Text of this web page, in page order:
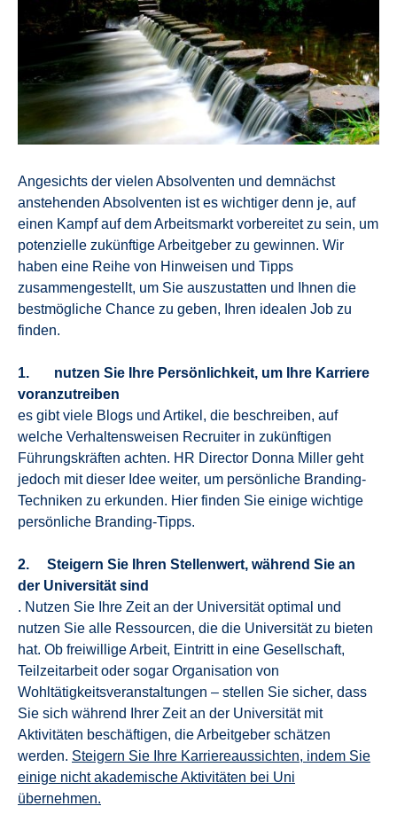
Angesichts der vielen Absolventen und demnächst
anstehenden Absolventen ist es wichtiger denn je, auf
einen Kampf auf dem Arbeitsmarkt vorbereitet zu sein, um
potenzielle zukünftige Arbeitgeber zu gewinnen. Wir
haben eine Reihe von Hinweisen und Tipps
zusammengestellt, um Sie auszustatten und Ihnen die
bestmögliche Chance zu geben, Ihren idealen Job zu
finden.
1. nutzen Sie Ihre Persönlichkeit, um Ihre Karriere
voranzutreiben
es gibt viele Blogs und Artikel, die beschreiben, auf
welche Verhaltensweisen Recruiter in zukünftigen
Führungskräften achten. HR Director Donna Miller geht
jedoch mit dieser Idee weiter, um persönliche Branding-
Techniken zu erkunden. Hier finden Sie einige wichtige
persönliche Branding-Tipps.
2. Steigern Sie Ihren Stellenwert, während Sie an
der Universität sind
. Nutzen Sie Ihre Zeit an der Universität optimal und
nutzen Sie alle Ressourcen, die die Universität zu bieten
hat. Ob freiwillige Arbeit, Eintritt in eine Gesellschaft,
Teilzeitarbeit oder sogar Organisation von
Wohltätigkeitsveranstaltungen – stellen Sie sicher, dass
Sie sich während Ihrer Zeit an der Universität mit
Aktivitäten beschäftigen, die Arbeitgeber schätzen
werden. Steigern Sie Ihre Karriereaussichten, indem Sie
einige nicht akademische Aktivitäten bei Uni
übernehmen.